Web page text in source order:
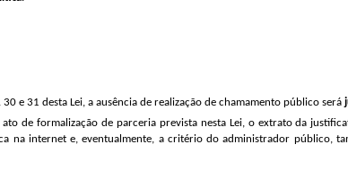
e 31 desta Lei, a ausência de realização de chamamento público será
de formalização de parceria prevista nesta Lei, o extrato da
na internet e, eventualmente, a critério do administrador público,